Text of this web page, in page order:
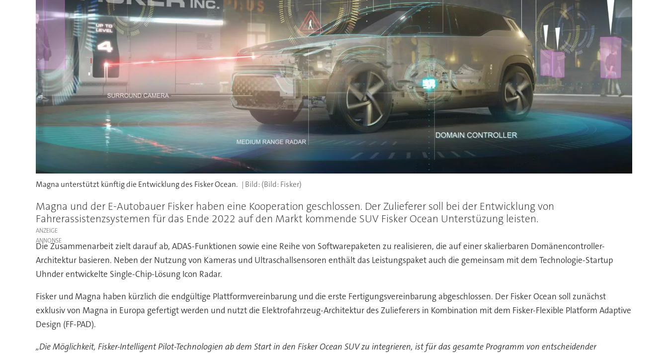
Magna unterstützt künftig die Entwicklung des Fisker Ocean. (Bild: Fisker)
Magna und der E-Autobauer Fisker haben eine Kooperation geschlossen. Der Zulieferer soll bei der Entwicklung von
Fahrerassistenzsystemen für das Ende 2022 auf den Markt kommende SUV Fisker Ocean Unterstüzung leisten.
ANZEIGE
Die Zusammenarbeit zielt darauf ab, ADAS-Funktionen sowie eine Reihe von Softwarepaketen zu realisieren, die auf einer skalierbaren Domänencontroller-
Architektur basieren. Neben der Nutzung von Kameras und Ultraschallsensoren enthält das Leistungspaket auch die gemeinsam mit dem Technologie-Startup
Uhnder entwickelte Single-Chip-Lösung Icon Radar.
Fisker und Magna haben kürzlich die endgültige Plattformvereinbarung und die erste Fertigungsvereinbarung abgeschlossen. Der Fisker Ocean soll zunächst
exklusiv von Magna in Europa gefertigt werden und nutzt die Elektrofahrzeug-Architektur des Zulieferers in Kombination mit dem Fisker-Flexible Platform Adaptive
Design (FF-PAD).
„Die Möglichkeit, Fisker-Intelligent Pilot-Technologien ab dem Start in den Fisker Ocean SUV zu integrieren, ist für das gesamte Programm von entscheidender